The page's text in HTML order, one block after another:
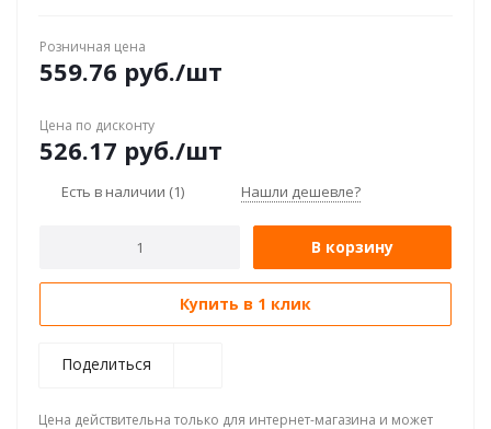
Розничная цена
559.76 руб./шт
Цена по дисконту
526.17 руб./шт
Есть в наличии (1) Нашли дешевле?
В корзину
Купить в 1 клик
Поделиться
Цена действительна только для интернет-магазина и может